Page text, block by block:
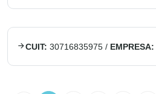
CUIT: 30716835975 / EMPRESA: